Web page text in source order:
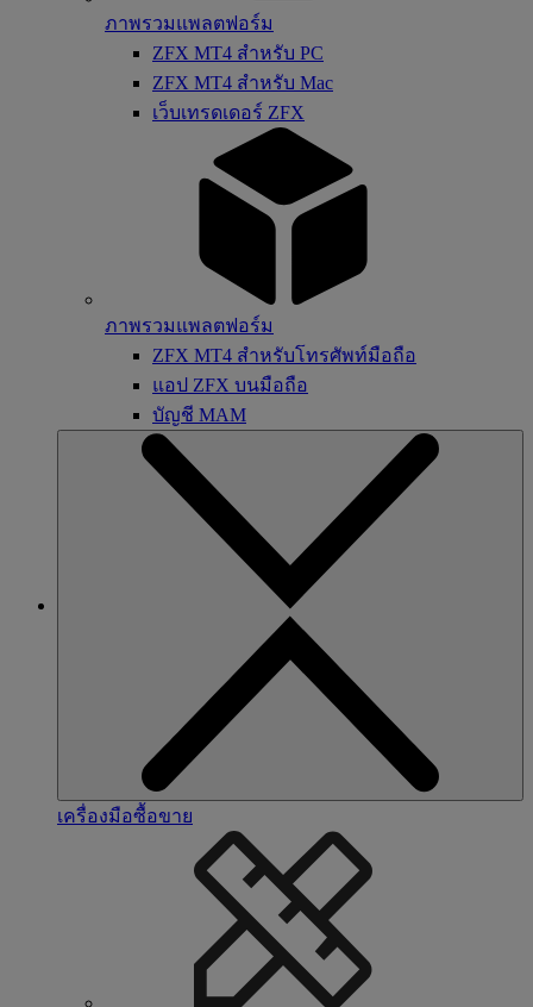
ภาพรวมแพลตฟอร์ม
ZFX MT4 สำหรับ PC
ZFX MT4 สำหรับ Mac
เว็บเทรดเดอร์ ZFX
ภาพรวมแพลตฟอร์ม
ZFX MT4 สำหรับโทรศัพท์มือถือ
แอป ZFX บนมือถือ
บัญชี MAM
เครื่องมือซื้อขาย